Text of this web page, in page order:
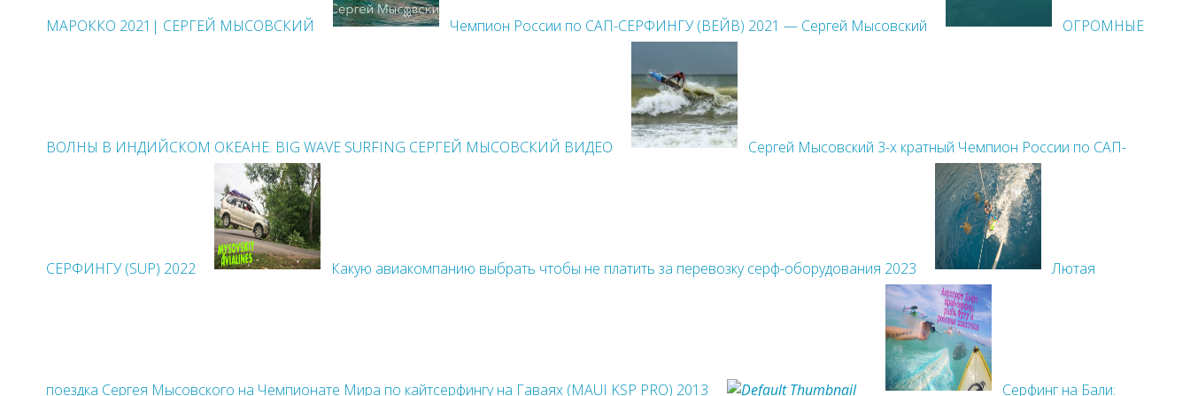
МАРОККО 2021| СЕРГЕЙ МЫСОВСКИЙ Чемпион России по САП-СЕРФИНГУ (ВЕЙВ) 2021 — Сергей Мысовский ОГРОМНЫЕ
ВОЛНЫ В ИНДИЙСКОМ ОКЕАНЕ. BIG WAVE SURFING СЕРГЕЙ МЫСОВСКИЙ ВИДЕО Сергей Мысовский 3-х кратный Чемпион России по САП-
CЕРФИНГУ (SUP) 2022 Какую авиакомпанию выбрать чтобы не платить за перевозку серф-оборудования 2023 Лютая
поездка Сергея Мысовского на Чемпионате Мира по кайтсерфингу на Гаваях (MAUI KSP PRO) 2013 Серфинг на Бали: